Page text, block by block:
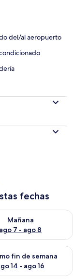
del/al aeropuerto
fechas
ago 7
Mañana
ago 7 - ago 8
disponibilidad
semana ago 7 -
fin de semana
14 - ago 16
disponibilidad